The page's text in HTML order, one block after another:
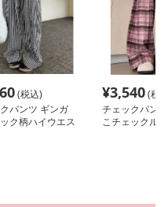
(税込)
パンツ ギンガ
ク柄ハイウエス
¥3,540(税
チェックパン
こチェックル